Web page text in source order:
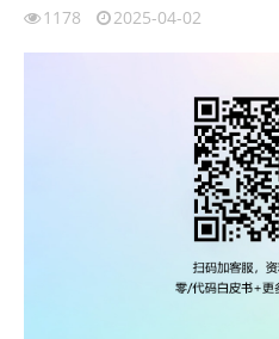
1178 2025-04-02